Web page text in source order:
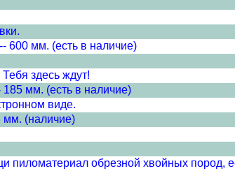
мм. (есть в наличие)
здесь ждут!
мм. (есть в наличие)
виде.
(наличие)
обрезной хвойных пород,